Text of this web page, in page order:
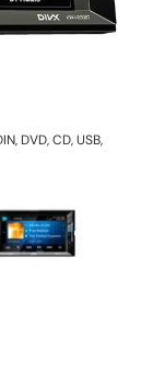
DVD, CD, USB,